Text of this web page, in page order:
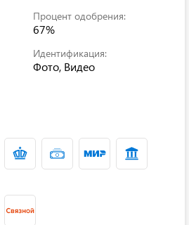
Процент одобрения:
67%
Идентификация:
Фото, Видео